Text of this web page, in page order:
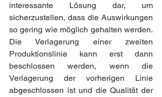
interessante Lösung dar, um
sicherzustellen, dass die Auswirkungen
so gering wie möglich gehalten werden.
Die Verlagerung einer zweiten
Produktionslinie kann erst dann
beschlossen werden, wenn die
Verlagerung der vorherigen Linie
abgeschlossen ist und die Qualität der